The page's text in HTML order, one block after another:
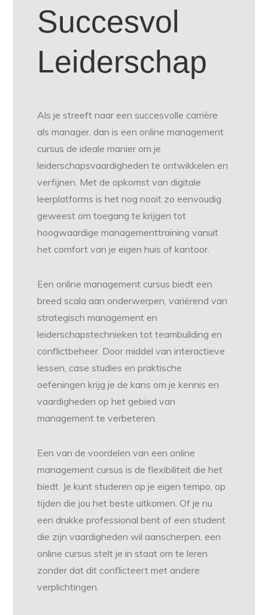
Succesvol
Leiderschap
Als je streeft naar een succesvolle carrière
als manager, dan is een online management
cursus de ideale manier om je
leiderschapsvaardigheden te ontwikkelen en
verfijnen. Met de opkomst van digitale
leerplatforms is het nog nooit zo eenvoudig
geweest om toegang te krijgen tot
hoogwaardige managementtraining vanuit
het comfort van je eigen huis of kantoor.
Een online management cursus biedt een
breed scala aan onderwerpen, variërend van
strategisch management en
leiderschapstechnieken tot teambuilding en
conflictbeheer. Door middel van interactieve
lessen, case studies en praktische
oefeningen krijg je de kans om je kennis en
vaardigheden op het gebied van
management te verbeteren.
Een van de voordelen van een online
management cursus is de flexibiliteit die het
biedt. Je kunt studeren op je eigen tempo, op
tijden die jou het beste uitkomen. Of je nu
een drukke professional bent of een student
die zijn vaardigheden wil aanscherpen, een
online cursus stelt je in staat om te leren
zonder dat dit conflicteert met andere
verplichtingen.